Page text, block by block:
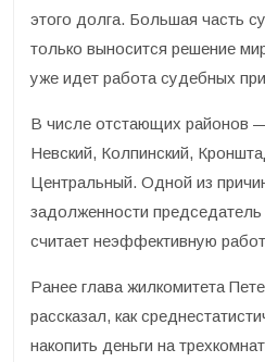
этого долга. Большая часть
только выносится решение
уже идет работа судебных
В числе отстающих районов
Невский, Колпинский,
Центральный. Одной из
задолженности
считает неэффективную
Ранее глава жилкомитета
рассказал, как
накопить деньги на